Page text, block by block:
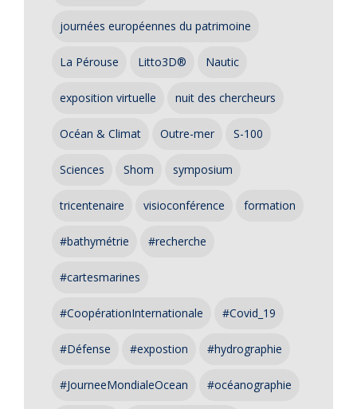
journées européennes du patrimoine
La Pérouse Litto3D® Nautic
exposition virtuelle nuit des chercheurs
Océan & Climat Outre-mer S-100
Sciences Shom symposium
tricentenaire visioconférence formation
#bathymétrie #recherche
#cartesmarines
#CoopérationInternationale #Covid_19
#Défense #expostion #hydrographie
#JourneeMondialeOcean #océanographie